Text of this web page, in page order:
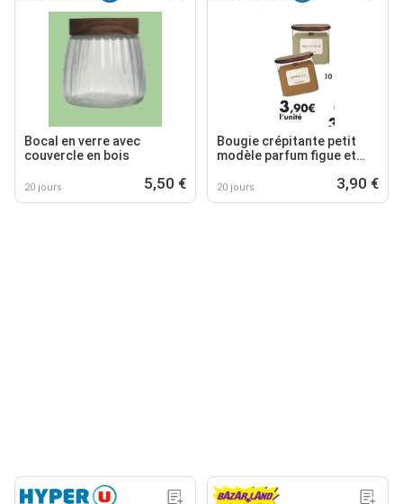
Bocal en verre avec
couvercle en bois
20 jours 5,50 €
Bougie crépitante petit
modèle parfum figue et
verre et couvercle en bois
20 jours 3,90 €